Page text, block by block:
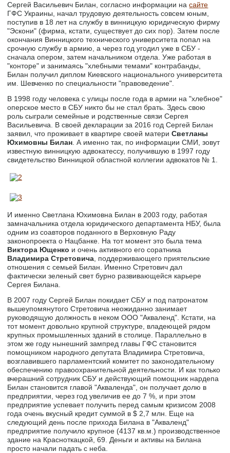
Сергей Васильевич Билан, согласно информации насайте
ГФС Украины, начал трудовую деятельность совсем юным,
поступив в 18 лет на службу в винницкую юридическую фирму
"Эскони" (фирма, кстати, существует до сих пор). Затем после
окончания Винницкого технического университета попал на
срочную службу в армию, а через год угодил уже в СБУ -
сначала опером, затем начальником отдела. Уже работая в
"конторе" и занимаясь "хлебными темами" контрабанды,
Билан получил диплом Киевского национального университета
им. Шевченко по специальности "правоведение".
В 1998 году человека с улицы после года в армии на "хлебное"
оперское место в СБУ никто бы не стал брать. Здесь свою
роль сыграли семейные и родственные связи Сергея
Васильевича. В своей декларации за 2016 год Сергей Билан
заявил, что проживает в квартире своей материСветланы
Юхимовны Билан. А именно так, по информации СМИ, зовут
известную винницкую адвокатессу, получившую в 1997 году
свидетельство Винницкой областной коллегии адвокатов № 1.
И именно Светлана Юхимовна Билан в 2003 году, работая
замначальника отдела юридического департамента НБУ, была
одним из соавторов поданного в Верховную Раду
законопроекта о Нацбанке. На тот момент это была тема
Виктора Ющенко и очень активного его соратника
Владимира Стретовича , поддерживающего приятельские
отношения с семьей Билан. Именно Стретович дал
фактически зеленый свет бурно развивающейся карьере
Сергея Билана.
В 2007 году Сергей Билан покидает СБУ и под патронатом
вышеупомянутого Стретовича неожиданно занимает
руководящую должность в неком ООО "Акваленд". Кстати, на
тот момент довольно крупной структуре, владеющей рядом
крупных промышленных зданий в столице. Параллельно в
этом же году нынешний зампред главы ГФС становится
помощником народного депутата Владимира Стретовича,
возглавившего парламентский комитет по законодательному
обеспечению правоохранительной деятельности. И как только
вчерашний сотрудник СБУ и действующий помощник нардепа
Билан становится главой "Акваленда", он получает долю в
предприятии, через год увеличив ее до 7 %, и при этом
предприятие успевает получить перед самым кризисом 2008
года очень вкусный кредит суммой в $ 2,7 млн. Еще на
следующий день после прихода Билана в "Акваленд"
предприятие получило крупное (4137 кв.м.) производственное
здание на Красноткацкой, 69. Деньги и активы на Билана
просто начали падать с неба.